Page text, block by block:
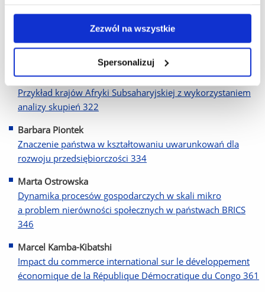
Zezwól na wszystkie
Spersonalizuj
Growth: Some Linkages and the Role of Income
Agnieszka Witoń
Czy wzrost gospodarczy w krajach rozwijających się musi
prowadzić do zwiększenia nierówności dochodowych?
Przykład krajów Afryki Subsaharyjskiej z wykorzystaniem
analizy skupień 322
Barbara Piontek
Znaczenie państwa w kształtowaniu uwarunkowań dla
rozwoju przedsiębiorczości 334
Marta Ostrowska
Dynamika procesów gospodarczych w skali mikro
a problem nierówności społecznych w państwach BRICS
346
Marcel Kamba-Kibatshi
Impact du commerce international sur le développement
économique de la République Démocratique du Congo 361